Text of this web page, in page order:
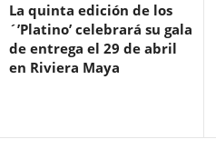
La quinta edición de los
´’Platino’ celebrará su gala
de entrega el 29 de abril
en Riviera Maya